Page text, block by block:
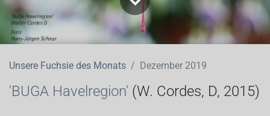
Unsere Fuchsie des Monats Dezember 2019
'BUGA Havelregion' (W. Cordes, D, 2015)